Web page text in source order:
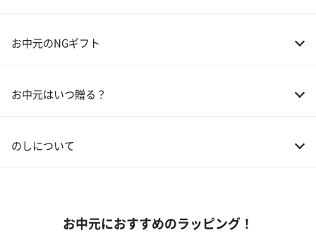
02 兄弟、姉妹 3,000～5,000円
04 会社の上司 5,000円程度
お中元のNGギフト
お中元はいつ贈る？
のしについて
お中元におすすめのラッピング！